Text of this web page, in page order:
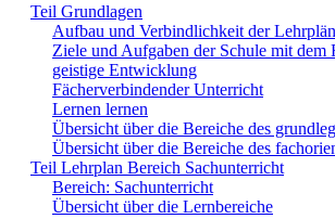
Teil Grundlagen
Aufbau und Verbindlichkeit der
Ziele und Aufgaben der Schule mit dem
geistige Entwicklung
Fächerverbindender Unterricht
Lernen lernen
Übersicht über die Bereiche des
Übersicht über die Bereiche des
Teil Lehrplan Bereich Sachunterricht
Bereich: Sachunterricht
Übersicht über die Lernbereiche